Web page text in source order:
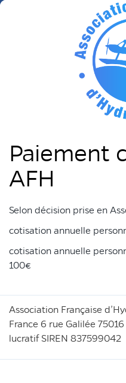
Paiement
AFH
Selon décision prise en
cotisation annuelle
cotisation annuelle
100€
Association Française
France 6 rue Galilée
lucratif SIREN 837599042